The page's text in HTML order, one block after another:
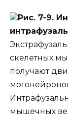
Рис. 7-9.
скелетных
получают
мышечных